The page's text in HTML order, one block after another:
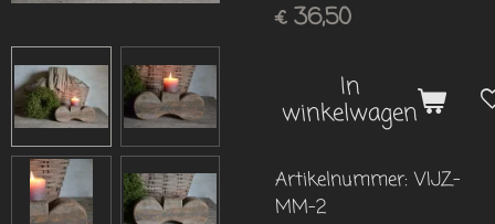
€ 36,50
In
winkelwagen
Artikelnummer: VIJZ-
MM-2